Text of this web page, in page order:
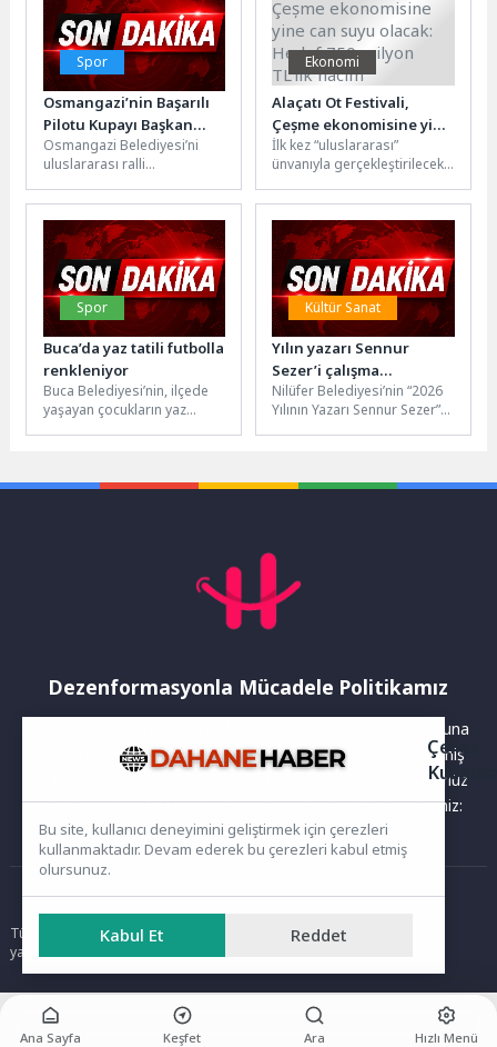
Spor
Osmangazi’nin Başarılı
Pilotu Kupayı Başkan
Aydın’la Paylaştı
Osmangazi Belediyesi’ni
uluslararası ralli
eden başarılı sporcu Kübra
Denizci Keskin, Roma’da elde
ettiği...
Ekonomi
Alaçatı Ot Festivali,
Çeșme ekonomisine yine
can suyu olacak: Hedef
750 milyon TL’lik hacim
İlk kez “uluslararası”
ünvanıyla gerçekleştirilecek
sürecek olan festivalin,...
Spor
Buca’da yaz tatili futbolla
renkleniyor
Buca Belediyesi’nin, ilçede
yaşayan çocukların yaz
futbol...
Kültür Sanat
Yılın yazarı Sennur
Sezer’i çalışma
arkadaşları anlattı
Nilüfer Belediyesi’nin “2026
Yılının Yazarı Sennur Sezer”
Dezenformasyonla Mücadele Politikamız
Yayınlanan haberler doğruluk ilkesi gözetilerek hazırlanır. Buna
rağmen bazı içeriklerde eksik, hatalı veya güncelliğini yitirmiş
bilgiler bulunabilir.Yanlış veya yanıltıcı olduğunu düşündüğünüz
haberleri aşağıdaki iletişim kanallarından bize bildirebilirsiniz:
Ana Sayfa
Tüm hakları saklıdır. Sitede yer alan içerikler izinsiz kopyalanamaz,
yayımlanamaz ve kullanılamaz.
Ana Sayfa Keşfet Ara Hızlı Menü
Çerez
Bu site, kullanıcı deneyimini geliştirmek için çerezleri
kullanmaktadır. Devam ederek bu çerezleri kabul etmiş
olursunuz.
Kabul Et Reddet